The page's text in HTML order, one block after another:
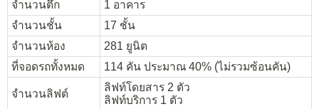
จำนวนตึก
1 อาคาร
จำนวนชั้น
17 ชั้น
จำนวนห้อง
281 ยูนิต
ที่จอดรถทั้งหมด
114 คัน ประมาณ 40% (ไม่รวมซ้อนคัน)
จำนวนลิฟต์
ลิฟท์โดยสาร 2 ตัว
ลิฟท์บริการ 1 ตัว